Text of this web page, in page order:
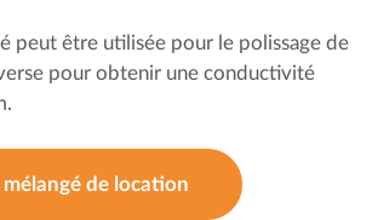
peut être utilisée pour le polissage de
pour obtenir une conductivité
de location